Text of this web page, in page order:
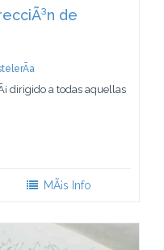
de
dirigido a todas aquellas
MÃ¡s Info